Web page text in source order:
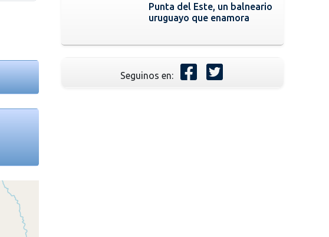
Punta del Este, un balneario
uruguayo que enamora
Seguinos en: